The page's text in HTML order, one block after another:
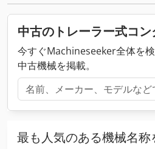
中古のトレーラー式コ
今すぐMachineseeker全体を
中古機械を掲載。
最も人気のある機械名称